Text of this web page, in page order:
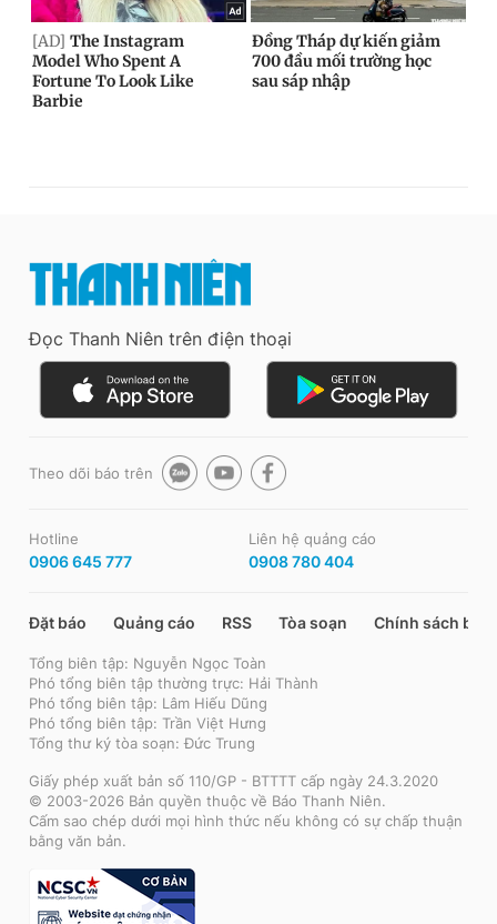
Đọc Thanh Niên trên điện thoại
Theo dõi báo trên
Hotline
0906 645 777
Liên hệ quảng cáo
0908 780 404
Đặt báo Quảng cáo RSS Tòa soạn Chính sách bảo
Tổng biên tập: Nguyễn Ngọc Toàn
Phó tổng biên tập thường trực: Hải Thành
Phó tổng biên tập: Lâm Hiếu Dũng
Phó tổng biên tập: Trần Việt Hưng
Tổng thư ký tòa soạn: Đức Trung
Giấy phép xuất bản số 110/GP - BTTTT cấp ngày 24.3.2020
© 2003-2026 Bản quyền thuộc về Báo Thanh Niên.
Cấm sao chép dưới mọi hình thức nếu không có sự chấp thuận
bằng văn bản.